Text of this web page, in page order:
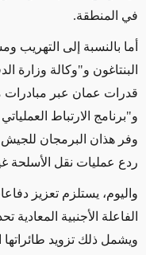
في المنطقة.
أما بالنسبة إلى التهريب
البنتاغون و"وكالة وزارة
قدرات عمان عبر مبادرات
و"برنامج الارتباط العملياتي
وفر هذان البرمجان للجيش
ردع عمليات نقل الأسلحة
واليوم، يستلزم تعزيز
الفاعلة الأجنبية المعادية
ويشمل ذلك تزويد